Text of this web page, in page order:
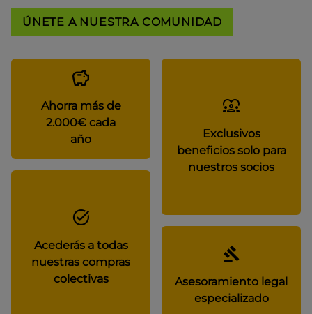
ÚNETE A NUESTRA COMUNIDAD
Ahorra más de
2.000€ cada
año
Exclusivos
beneficios solo para
nuestros socios
Acederás a todas
nuestras compras
colectivas
Asesoramiento legal
especializado